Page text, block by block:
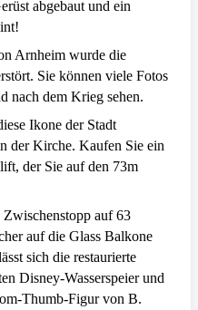
abgebaut und ein
Arnheim wurde die
Sie können viele Fotos
nach dem Krieg sehen.
Ikone der Stadt
der Kirche. Kaufen Sie ein
der Sie auf den 73m
auf 63
auf die Glass Balkone
sich die restaurierte
Disney-Wasserspeier und
Thumb-Figur von B.